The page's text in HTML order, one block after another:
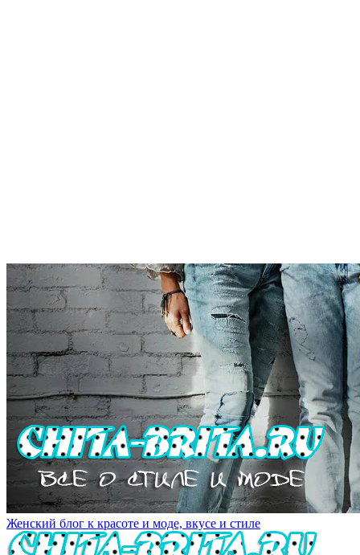
Женский блог к красоте и моде, вкусе и стиле